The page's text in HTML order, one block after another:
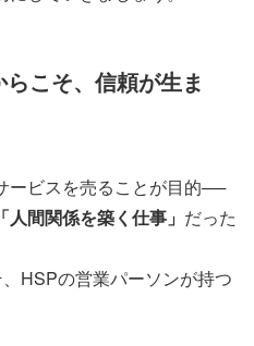
こそ、信頼が生ま
ービスを売ることが目的──
「人間関係を築く仕事」 だった
HSPの営業パーソンが持つ